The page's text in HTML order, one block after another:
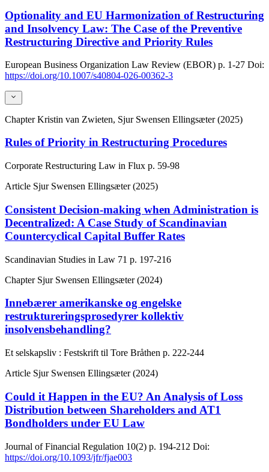
Optionality and EU Harmonization of Restructuring
and Insolvency Law: The Case of the Preventive
Restructuring Directive and Priority Rules
European Business Organization Law Review (EBOR) p. 1-27 Doi:
https://doi.org/10.1007/s40804-026-00362-3
ChapterKristin van Zwieten, Sjur Swensen Ellingsæter (2025)
Rules of Priority in Restructuring Procedures
Corporate Restructuring Law in Flux p. 59-98
Article Sjur Swensen Ellingsæter (2025)
Consistent Decision-making when Administration is
Decentralized: A Case Study of Scandinavian
Countercyclical Capital Buffer Rates
Scandinavian Studies in Law 71 p. 197-216
Chapter Sjur Swensen Ellingsæter (2024)
Innebærer amerikanske og engelske
restruktureringsprosedyrer kollektiv
insolvensbehandling?
Et selskapsliv : Festskrift til Tore Bråthen p. 222-244
Article Sjur Swensen Ellingsæter (2024)
Could it Happen in the EU? An Analysis of Loss
Distribution between Shareholders and AT1
Bondholders under EU Law
Journal of Financial Regulation 10(2) p. 194-212 Doi:
https://doi.org/10.1093/jfr/fjae003